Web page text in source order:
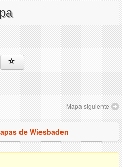
Mapa siguiente
de Wiesbaden